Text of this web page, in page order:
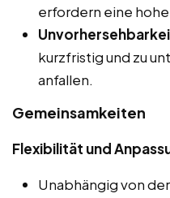
erfordern eine
kurzfristig und zu
anfallen.
Gemeinsamkeiten
Flexibilität und
Unabhängig von